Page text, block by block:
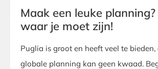
Maak een leuke
waar je moet zijn!
Puglia is groot en heeft veel te bieden,
globale planning kan geen kwaad.